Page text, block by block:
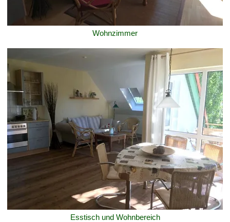
Wohnzimmer
Esstisch und Wohnbereich